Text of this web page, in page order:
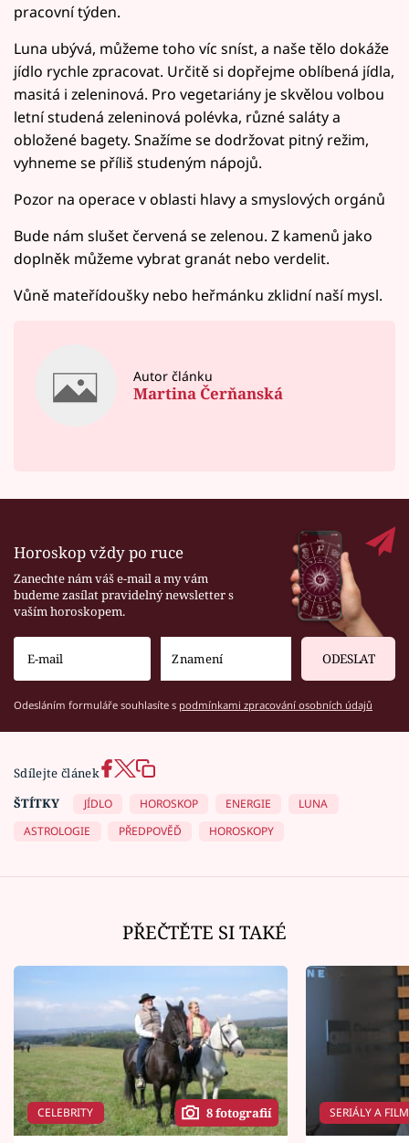
pracovní týden.
Luna ubývá, můžeme toho víc sníst, a naše tělo dokáže
jídlo rychle zpracovat. Určitě si dopřejme oblíbená jídla,
masitá i zeleninová. Pro vegetariány je skvělou volbou
letní studená zeleninová polévka, různé saláty a
obložené bagety. Snažíme se dodržovat pitný režim,
vyhneme se příliš studeným nápojů.
Pozor na operace v oblasti hlavy a smyslových orgánů
Bude nám slušet červená se zelenou. Z kamenů jako
doplněk můžeme vybrat granát nebo verdelit.
Vůně mateřídoušky nebo heřmánku zklidní naší mysl.
Autor článku
Martina Čerňanská
Horoskop vždy po ruce
Zanechte nám váš e-mail a my vám
budeme zasílat pravidelný newsletter s
vaším horoskopem.
ODESLAT
Odesláním formuláře souhlasíte s podmínkami zpracování osobních údajů
Sdílejte článek
ŠTÍTKY
JÍDLO HOROSKOP ENERGIE
LUNA
ASTROLOGIE
PŘEDPOVĚĎ HOROSKOPY
PŘEČTĚTE SI TAKÉ
CELEBRITY 8 fotografií SERIÁLY A